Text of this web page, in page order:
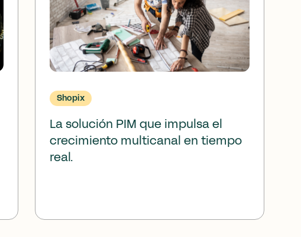
Shopix
La solución PIM que impulsa el
crecimiento multicanal en tiempo
real.